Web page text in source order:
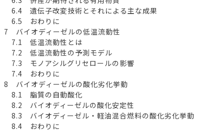
6.4 遺伝子改変技術とそれによる主な成果
6.5 おわりに
7 バイオディーゼルの低温流動性
7.1 低温流動性とは
7.2 低温流動性の予測モデル
7.3 モノアシルグリセロールの影響
7.4 おわりに
8 バイオディーゼルの酸化劣化挙動
8.1 脂質の自動酸化
8.2 バイオディーゼルの酸化安定性
8.3 バイオディーゼル・軽油混合燃料の酸化劣化挙動
8.4 おわりに